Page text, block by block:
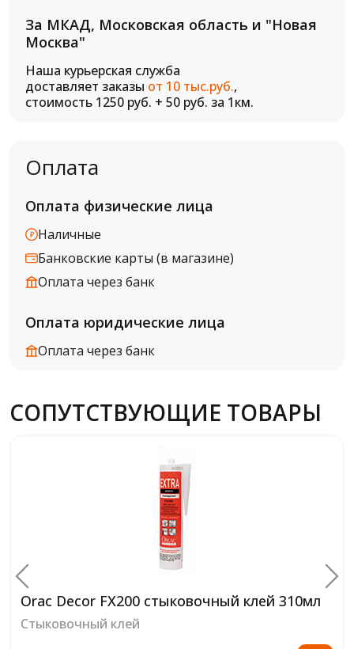
За МКАД, Московская область и "Новая
Москва"
Наша курьерская служба
доставляет заказы от 10 тыс.руб.,
стоимость 1250 руб. + 50 руб. за 1км.
Оплата
Оплата физические лица
Наличные
Банковские карты (в магазине)
Оплата через банк
Оплата юридические лица
Оплата через банк
СОПУТСТВУЮЩИЕ ТОВАРЫ
Orac Decor FX200 стыковочный клей 310мл
Стыковочный клей